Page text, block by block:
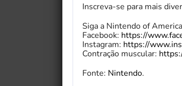
Inscreva-se para mais
Siga a Nintendo of
Facebook: https://
Instagram: https://
Contração muscular:
Fonte: Nintendo.